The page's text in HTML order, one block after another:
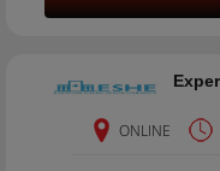
ONLINE